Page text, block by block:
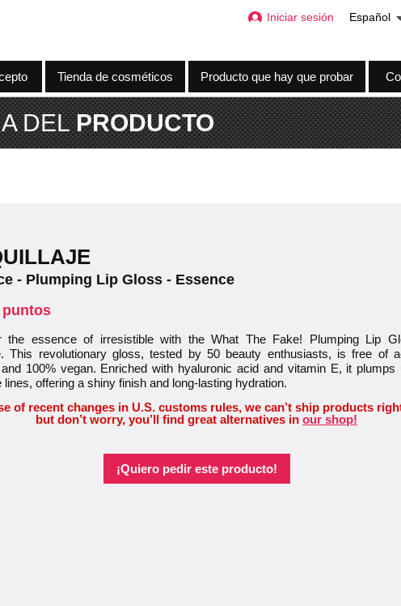
Tienda de cosméticos Producto que hay que probar
Iniciar sesión Español
DELPRODUCTO
- Plumping Lip Gloss - Essence
puntos
the essence of irresistible with the What The Fake! Plumping Lip
This revolutionary gloss, tested by 50 beauty enthusiasts, is free of
and 100% vegan. Enriched with hyaluronic acid and vitamin E, it plumps
lines, offering a shiny finish and long-lasting hydration.
of recent changes in U.S. customs rules, we can’t ship products
but don’t worry, you’ll find great alternatives in our shop!
¡Quiero pedir este producto!